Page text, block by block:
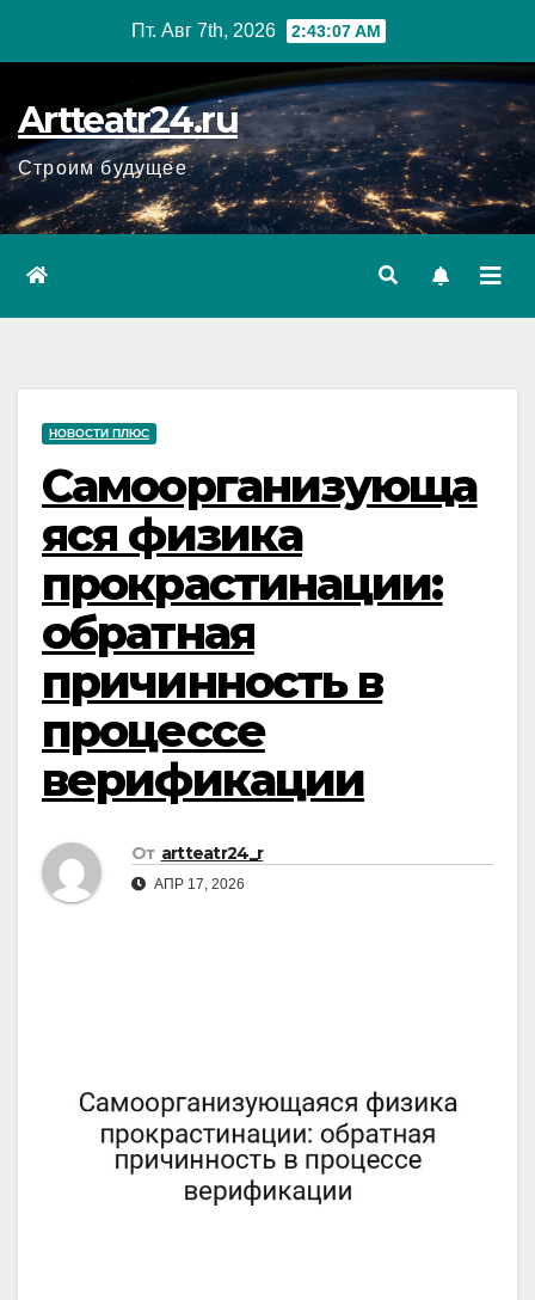
Пт. Авг 7th, 2026 2:43:09 AM
Artteatr24.ru
Строим будущее
НОВОСТИ ПЛЮС
Самоорганизующа
яся физика
прокрастинации:
обратная
причинность в
процессе
верификации
От artteatr24_r
АПР 17, 2026